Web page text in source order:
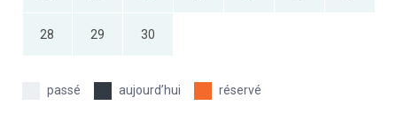
28 29 30
passé aujourd’hui réservé